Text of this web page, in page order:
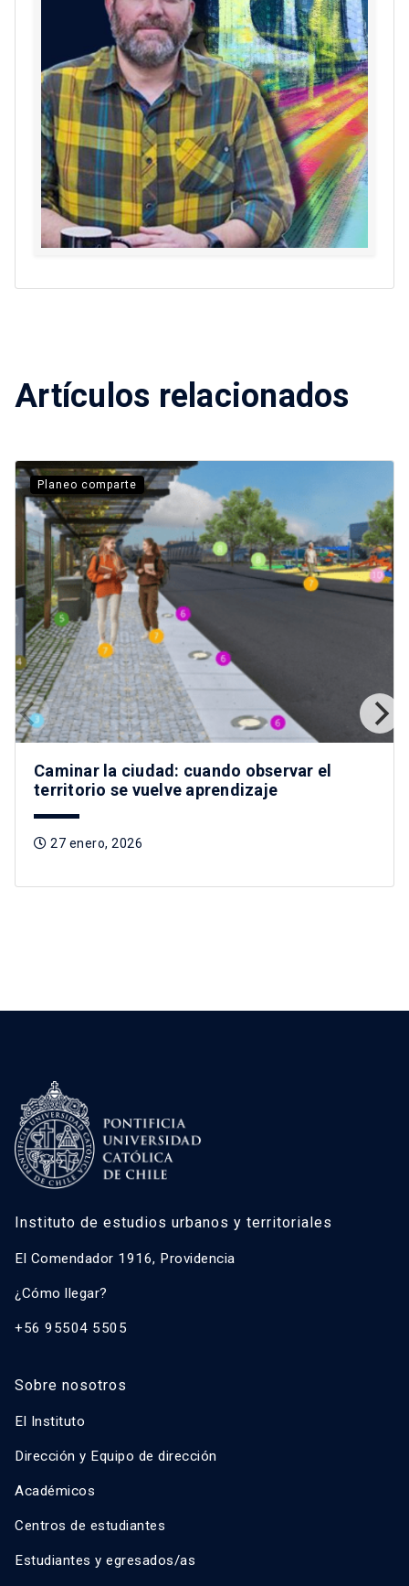
Artículos relacionados
Planeo comparte
Caminar la ciudad: cuando observar el
territorio se vuelve aprendizaje
27 enero, 2026
Instituto de estudios urbanos y territoriales
El Comendador 1916, Providencia
¿Cómo llegar?
+56 95504 5505
Sobre nosotros
El Instituto
Dirección y Equipo de dirección
Académicos
Centros de estudiantes
Estudiantes y egresados/as